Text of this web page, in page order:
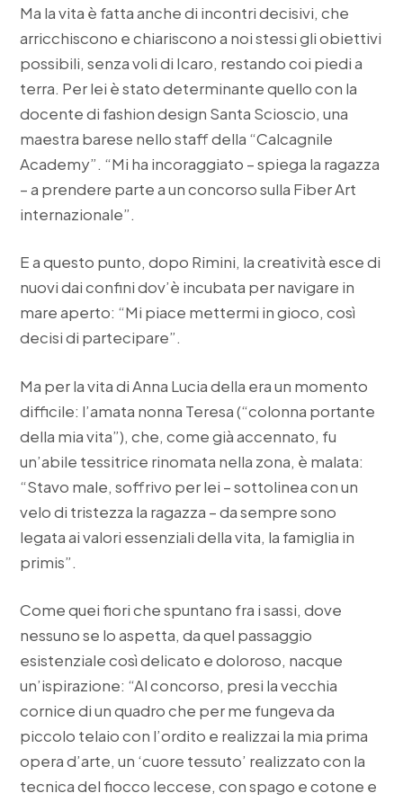
Ma la vita è fatta anche di incontri decisivi, che
arricchiscono e chiariscono a noi stessi gli obiettivi
possibili, senza voli di Icaro, restando coi piedi a
terra. Per lei è stato determinante quello con la
docente di fashion design Santa Scioscio, una
maestra barese nello staff della “Calcagnile
Academy”. “Mi ha incoraggiato – spiega la ragazza
– a prendere parte a un concorso sulla Fiber Art
internazionale”.
E a questo punto, dopo Rimini, la creatività esce di
nuovi dai confini dov’è incubata per navigare in
mare aperto: “Mi piace mettermi in gioco, così
decisi di partecipare”.
Ma per la vita di Anna Lucia della era un momento
difficile: l’amata nonna Teresa (“colonna portante
della mia vita”), che, come già accennato, fu
un’abile tessitrice rinomata nella zona, è malata:
“Stavo male, soffrivo per lei – sottolinea con un
velo di tristezza la ragazza – da sempre sono
legata ai valori essenziali della vita, la famiglia in
primis”.
Come quei fiori che spuntano fra i sassi, dove
nessuno se lo aspetta, da quel passaggio
esistenziale così delicato e doloroso, nacque
un’ispirazione: “Al concorso, presi la vecchia
cornice di un quadro che per me fungeva da
piccolo telaio con l’ordito e realizzai la mia prima
opera d’arte, un ‘cuore tessuto’ realizzato con la
tecnica del fiocco leccese, con spago e cotone e